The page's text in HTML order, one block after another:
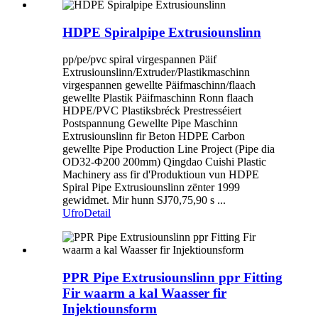
HDPE Spiralpipe Extrusiounslinn
pp/pe/pvc spiral virgespannen Päif
Extrusiounslinn/Extruder/Plastikmaschinn
virgespannen gewellte Päifmaschinn/flaach
gewellte Plastik Päifmaschinn Ronn flaach
HDPE/PVC Plastiksbréck Prestresséiert
Postspannung Gewellte Pipe Maschinn
Extrusiounslinn fir Beton HDPE Carbon
gewellte Pipe Production Line Project (Pipe dia
OD32-Φ200 200mm) Qingdao Cuishi Plastic
Machinery ass fir d'Produktioun vun HDPE
Spiral Pipe Extrusiounslinn zënter 1999
gewidmet. Mir hunn SJ70,75,90 s ...
UfroDetail
PPR Pipe Extrusiounslinn ppr Fitting
Fir waarm a kal Waasser fir
Injektiounsform